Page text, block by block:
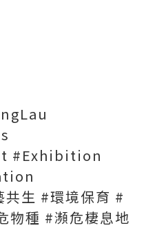
#Exhibition
生 #環境保育 #
物種 #瀕危棲息地